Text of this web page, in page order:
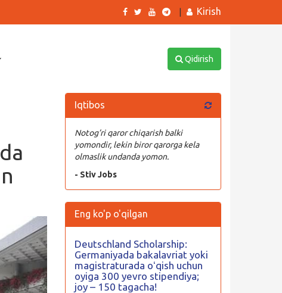
Kirish
Qidirish
Iqtibos
Notog’ri qaror chiqarish balki
yomondir, lekin biror qarorga kela
olmaslik undanda yomon.
- Stiv Jobs
Eng ko'p o'qilgan
Deutschland Scholarship:
Germaniyada bakalavriat yoki
magistraturada oʻqish uchun
oyiga 300 yevro stipendiya;
joy – 150 tagacha!